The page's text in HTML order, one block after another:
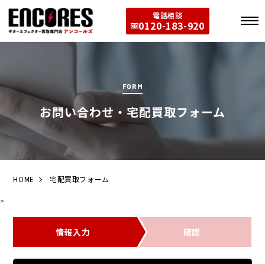
電話相談
0120-183-920
FORM
お問い合わせ・宅配買取フォーム
HOME 宅配買取フォーム
>
情報入力 確認